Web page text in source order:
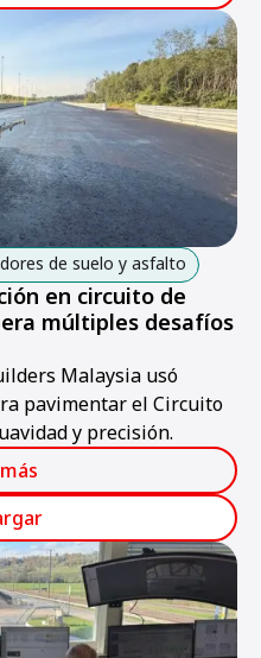
de suelo y asfalto
en circuito de
múltiples desafíos
Malaysia usó
pavimentar el Circuito
y precisión.